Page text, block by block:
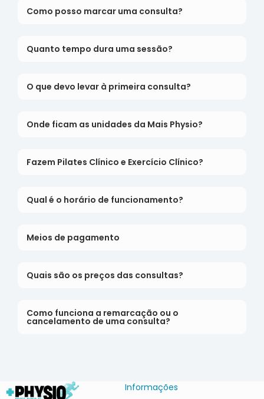
Como posso marcar uma consulta?
Quanto tempo dura uma sessão?
O que devo levar à primeira consulta?
Onde ficam as unidades da Mais Physio?
Fazem Pilates Clínico e Exercício Clínico?
Qual é o horário de funcionamento?
Meios de pagamento
Quais são os preços das consultas?
Como funciona a remarcação ou o
cancelamento de uma consulta?
Informações